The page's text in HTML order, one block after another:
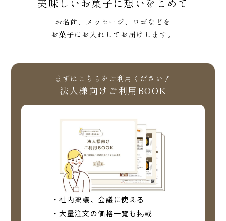
退職・異動の挨拶におすすめのお菓子ギ
フト5選
お名前、メッセージ、ロゴなどを
お菓子にお入れしてお届けします。
まずはこちらをご利用ください！
法人様向けご利用BOOK
・社内稟議、会議に使える
・大量注文の価格一覧も掲載